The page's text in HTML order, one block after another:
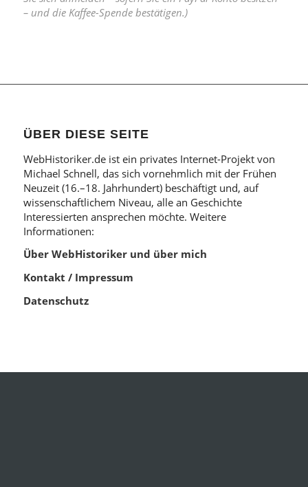
– und die Kaffee-Spende bestätigen.)
ÜBER DIESE SEITE
WebHistoriker.de ist ein privates Internet-Projekt von
Michael Schnell, das sich vornehmlich mit der Frühen
Neuzeit (16.–18. Jahrhundert) beschäftigt und, auf
wissenschaftlichem Niveau, alle an Geschichte
Interessierten ansprechen möchte. Weitere
Informationen:
Über WebHistoriker und über mich
Kontakt / Impressum
Datenschutz